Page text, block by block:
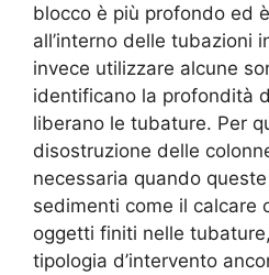
blocco è più profondo ed
all’interno delle tubazioni
invece utilizzare alcune
identificano la profondità
liberano le tubature. Per
disostruzione delle
necessaria quando
sedimenti come il calcare
oggetti finiti nelle
tipologia d’intervento